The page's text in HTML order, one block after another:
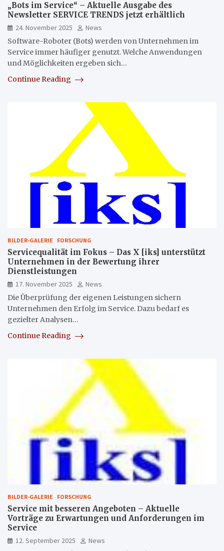
„Bots im Service“ – Aktuelle Ausgabe des
Newsletter SERVICE TRENDS jetzt erhältlich
24. November 2025
News
Software-Roboter (Bots) werden von Unternehmen im
Service immer häufiger genutzt. Welche Anwendungen
und Möglichkeiten ergeben sich…
Continue Reading
BILDER-GALERIE FORSCHUNG
Servicequalität im Fokus – Das X [iks] unterstützt
Unternehmen in der Bewertung ihrer
Dienstleistungen
17. November 2025
News
Die Überprüfung der eigenen Leistungen sichern
Unternehmen den Erfolg im Service. Dazu bedarf es
gezielter Analysen…
Continue Reading
BILDER-GALERIE FORSCHUNG
Service mit besseren Angeboten – Aktuelle
Vorträge zu Erwartungen und Anforderungen im
Service
12. September 2025
News